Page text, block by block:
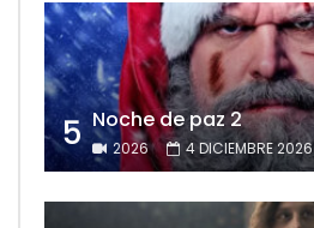
5 Noche de paz 2
2026 4 DICIEMBRE 2026